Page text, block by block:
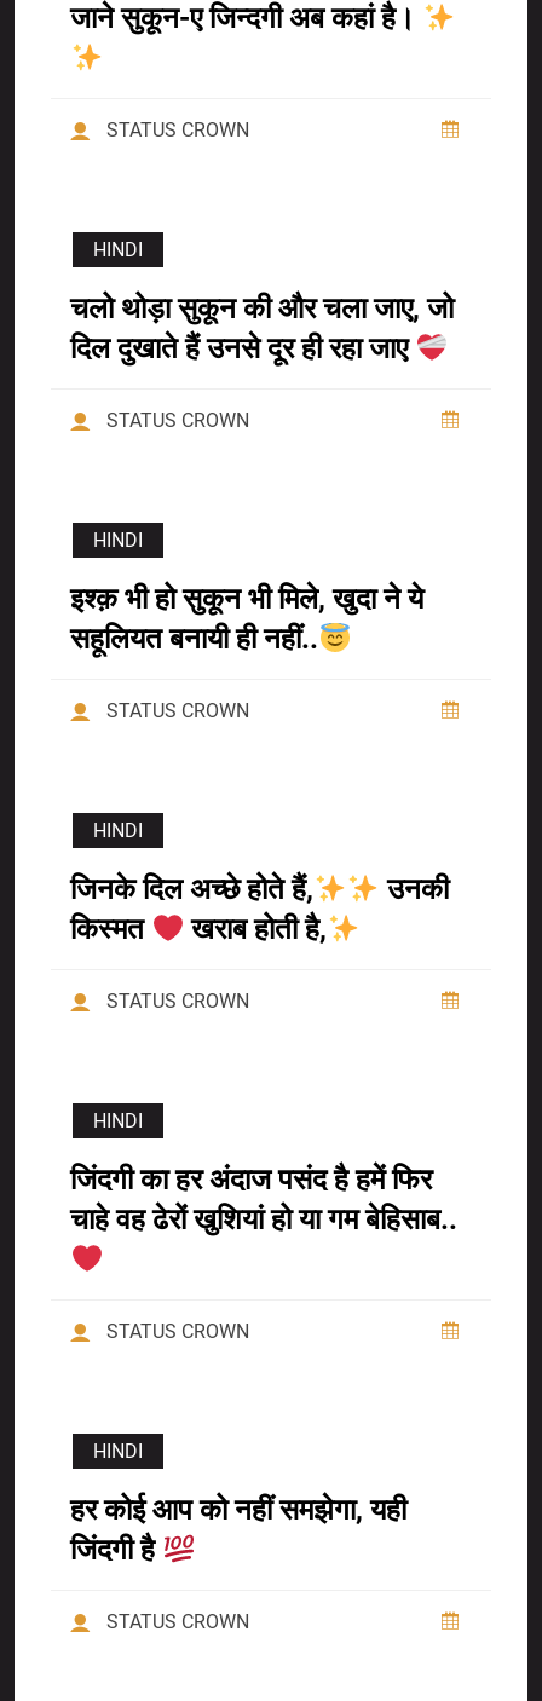
जाने सुकून-ए जिन्दगी अब कहां है।
STATUS CROWN
HINDI
चलो थोड़ा सुकून की और चला जाए, जो
दिल दुखाते हैं उनसे दूर ही रहा जाए
STATUS CROWN
HINDI
इश्क़ भी हो सुकून भी मिले, खुदा ने ये
सहूलियत बनायी ही नहीं..
STATUS CROWN
HINDI
जिनके दिल अच्छे होते हैं,
उनकी
किस्मत
खराब होती है,
STATUS CROWN
HINDI
जिंदगी का हर अंदाज पसंद है हमें फिर
चाहे वह ढेरों खुशियां हो या गम बेहिसाब..
STATUS CROWN
HINDI
हर कोई आप को नहीं समझेगा, यही
जिंदगी है
STATUS CROWN